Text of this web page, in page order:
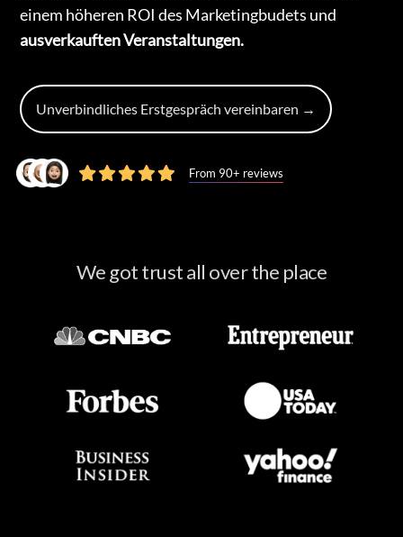
einem höheren ROI des Marketingbudets und
ausverkauften Veranstaltungen.
Unverbindliches Erstgespräch vereinbaren →
From 90+ reviews
We got trust all over the place